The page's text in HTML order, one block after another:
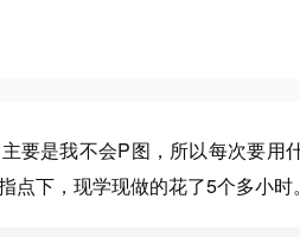
要是我不会P图，所以每次要用
点下，现学现做的花了5个多小时